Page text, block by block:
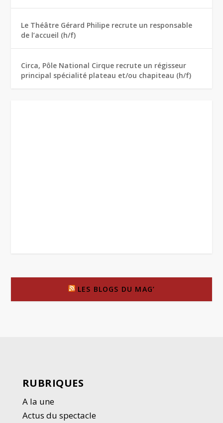
Le Théâtre Gérard Philipe recrute un responsable
de l’accueil (h/f)
Circa, Pôle National Cirque recrute un régisseur
principal spécialité plateau et/ou chapiteau (h/f)
LES BLOGS DU MAG’
RUBRIQUES
A la une
Actus du spectacle